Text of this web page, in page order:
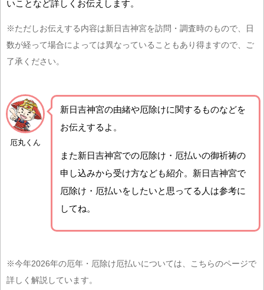
いことなど詳しくお伝えします。
※ただしお伝えする内容は新日吉神宮を訪問・調査時のもので、日
数が経って場合によっては異なっていることもあり得ますので、ご
了承ください。
厄丸くん
新日吉神宮の由緒や厄除けに関するものなどを
お伝えするよ。
また新日吉神宮での厄除け・厄払いの御祈祷の
申し込みから受け方なども紹介。新日吉神宮で
厄除け・厄払いをしたいと思ってる人は参考に
してね。
※今年2026年の厄年・厄除け厄払いについては、こちらのページで
詳しく解説しています。